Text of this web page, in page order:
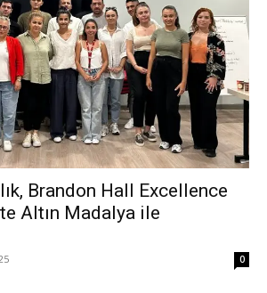
Brandon Hall Excellence
Altın Madalya ile
0